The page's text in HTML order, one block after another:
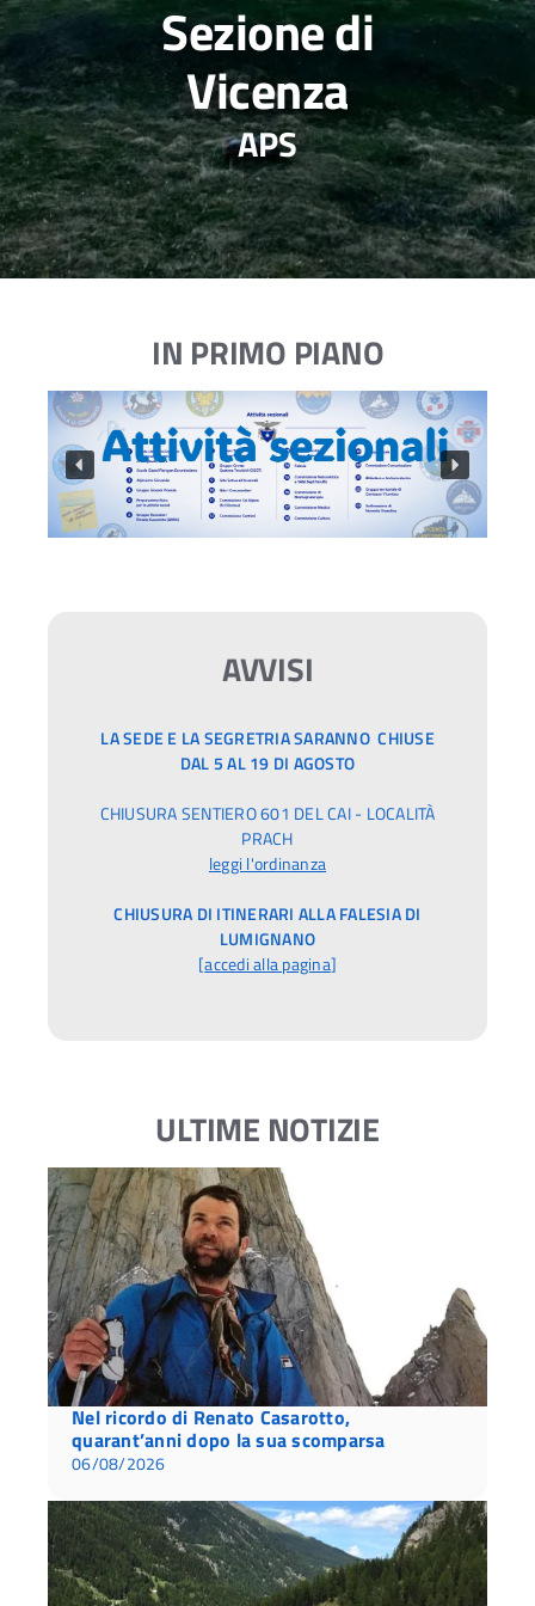
Sezione di
Vicenza
APS
IN PRIMO PIANO
AVVISI
LA SEDE E LA SEGRETRIA SARANNO CHIUSE
DAL 5 AL 19 DI AGOSTO
CHIUSURA SENTIERO 601 DEL CAI - LOCALITÀ
PRACH
leggi l'ordinanza
CHIUSURA DI ITINERARI ALLA FALESIA DI
LUMIGNANO
[accedi alla pagina]
ULTIME NOTIZIE
Nel ricordo di Renato Casarotto,
quarant’anni dopo la sua scomparsa
06/08/2026